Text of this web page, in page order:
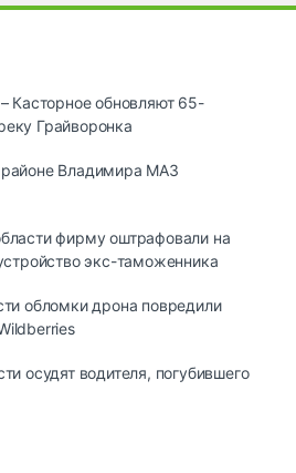
Касторное обновляют 65-
Грайворонка
Владимира МАЗ
фирму оштрафовали на
экс-таможенника
обломки дрона повредили
осудят водителя, погубившего